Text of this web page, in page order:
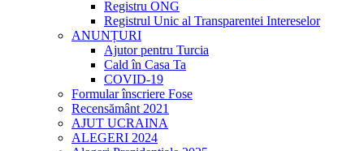
Registru ONG
Registrul Unic al Transparentei Intereselor
ANUNȚURI
Ajutor pentru Turcia
Cald în Casa Ta
COVID-19
Formular înscriere Fose
Recensământ 2021
AJUT UCRAINA
ALEGERI 2024